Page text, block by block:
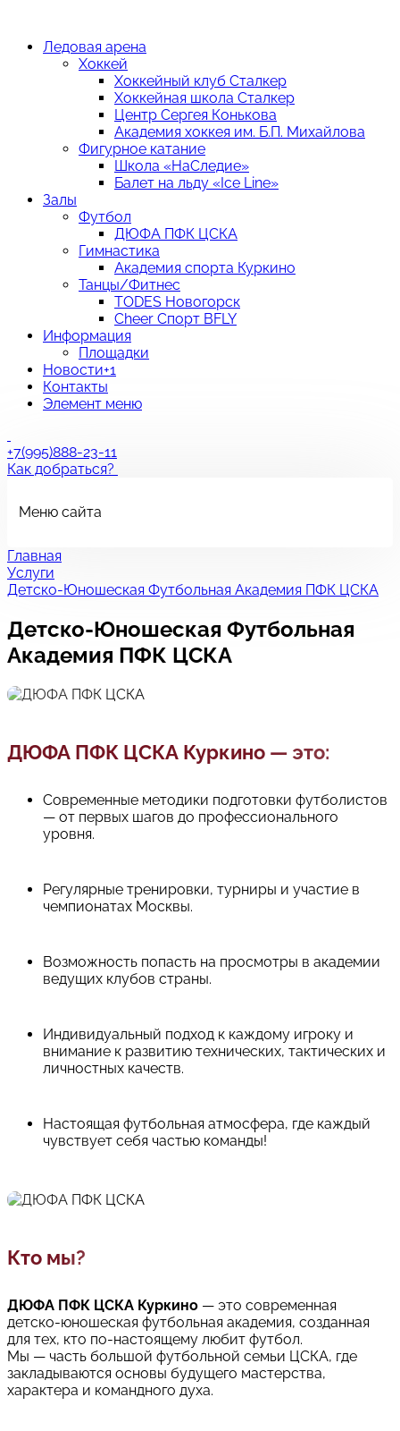
Ледовая арена
Хоккей
Хоккейный клуб Сталкер
Хоккейная школа Сталкер
Центр Сергея Конькова
Академия хоккея им. Б.П. Михайлова
Фигурное катание
Школа «НаСледие»
Балет на льду «Ice Line»
Залы
Футбол
ДЮФА ПФК ЦСКА
Гимнастика
Академия спорта Куркино
Танцы/Фитнес
TODES Новогорск
Cheer Спорт BFLY
Информация
Площадки
Новости+1
Контакты
Элемент меню
+7(995)888-23-11
Как добраться?
Меню сайта
Главная
Услуги
Детско-Юношеская Футбольная Академия ПФК ЦСКА
Детско-Юношеская Футбольная
Академия ПФК ЦСКА
ДЮФА ПФК ЦСКА Куркино — это:
Современные методики подготовки футболистов
— от первых шагов до профессионального
уровня.
Регулярные тренировки, турниры и участие в
чемпионатах Москвы.
Возможность попасть на просмотры в академии
ведущих клубов страны.
Индивидуальный подход к каждому игроку и
внимание к развитию технических, тактических и
личностных качеств.
Настоящая футбольная атмосфера, где каждый
чувствует себя частью команды!
Кто мы?
ДЮФА ПФК ЦСКА Куркино — это современная
детско-юношеская футбольная академия, созданная
для тех, кто по-настоящему любит футбол.
Мы — часть большой футбольной семьи ЦСКА, где
закладываются основы будущего мастерства,
характера и командного духа.